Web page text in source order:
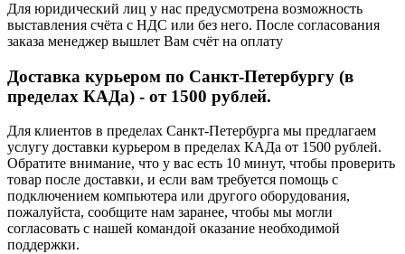
Для юридический лиц у нас предусмотрена возможность
выставления счёта с НДС или без него. После согласования
заказа менеджер вышлет Вам счёт на оплату
Доставка курьером по Санкт-Петербургу (в
пределах КАДа) - от 1500 рублей.
Для клиентов в пределах Санкт-Петербурга мы предлагаем
услугу доставки курьером в пределах КАДа от 1500 рублей.
Обратите внимание, что у вас есть 10 минут, чтобы проверить
товар после доставки, и если вам требуется помощь с
подключением компьютера или другого оборудования,
пожалуйста, сообщите нам заранее, чтобы мы могли
согласовать с нашей командой оказание необходимой
поддержки.